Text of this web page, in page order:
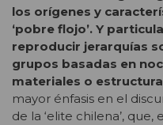
los orígenes y
‘pobre flojo’. Y
reproducir jerarquías
grupos basadas en
materiales o
mayor énfasis en el
de la ‘elite chilena’,